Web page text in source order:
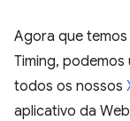
Agora que temos
Timing,
todos os nossos
aplicativo da